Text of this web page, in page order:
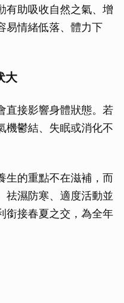
有助吸收自然之氣、增
易情緒低落、體力下
大
直接影響身體狀態。若
機鬱結、失眠或消化不
生的重點不在滋補，而
祛濕防寒、適度活動並
銜接春夏之交，為全年